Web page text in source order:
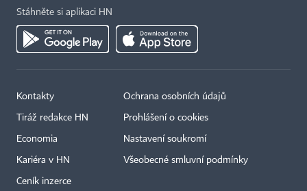
Stáhněte si aplikaci HN
Kontakty
Tiráž redakce HN
Economia
Kariéra v HN
Ceník inzerce
Ochrana osobních údajů
Prohlášení o cookies
Nastavení soukromí
Všeobecné smluvní podmínky